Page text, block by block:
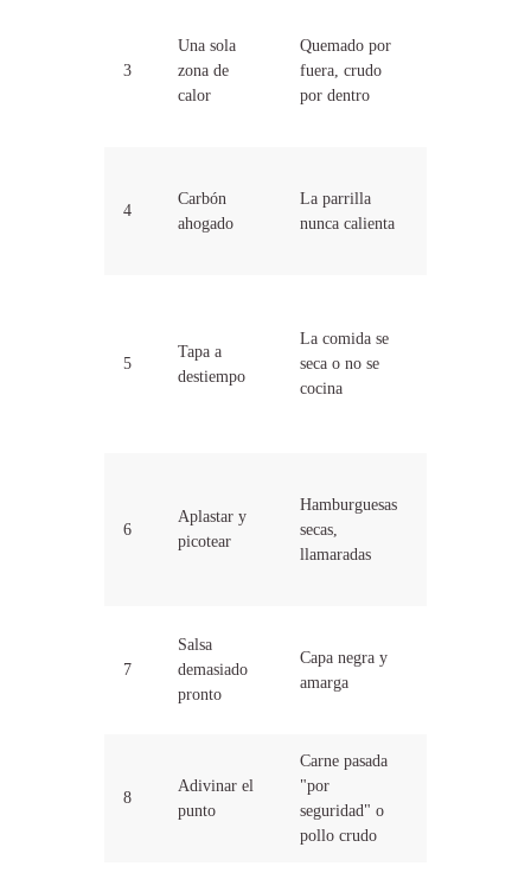
3
Una sola
zona de
calor
Quemado por
fuera, crudo
por dentro
4
Carbón
ahogado
La parrilla
nunca calienta
5
Tapa a
destiempo
La comida se
seca o no se
cocina
6
Aplastar y
picotear
Hamburguesas
secas,
llamaradas
7
Salsa
demasiado
pronto
Capa negra y
amarga
8
Adivinar el
punto
Carne pasada
"por
seguridad" o
pollo crudo